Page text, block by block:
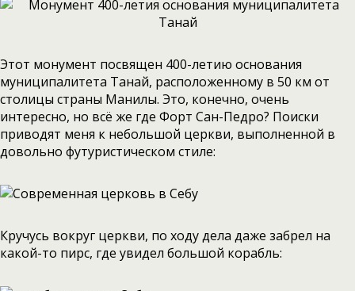
Этот монумент посвящен 400-летию основания
муниципалитета Танай, расположенному в 50 км от
столицы страны Манилы. Это, конечно, очень
интересно, но всё же где Форт Сан-Педро? Поиски
приводят меня к небольшой церкви, выполненной в
довольно футуристическом стиле:
Кручусь вокруг церкви, по ходу дела даже забрел на
какой-то пирс, где увидел большой корабль: